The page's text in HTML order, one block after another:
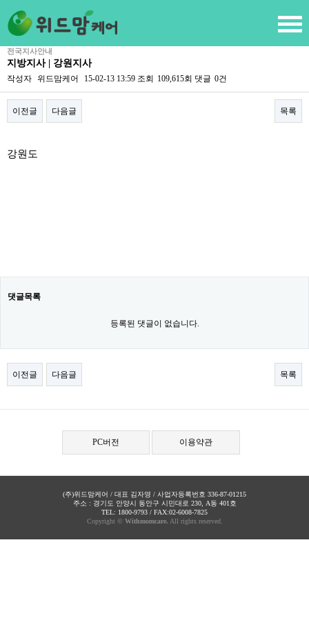
전국지사안내
지방지사 | 강원지사
작성자 위드맘케어 15-02-13 13:59 조회 109,615회 댓글 0건
이전글 다음글 목록
강원도
댓글목록
등록된 댓글이 없습니다.
이전글 다음글 목록
PC버전 이용약관
(주)위드맘케어 / 대표 김자영 / 사업자등록번호 336-87-01215
주소 : 경기도 안양시 동안구 시민대로 230, A동 401호
TEL: 1800-9793 / FAX:02-6008-7825
Copyright © Withmomcare. All rights reserved.